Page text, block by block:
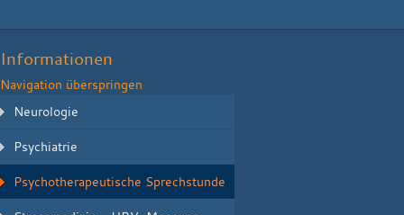
Informationen
Navigation überspringen
Neurologie
Psychiatrie
Psychotherapeutische Sprechstunde